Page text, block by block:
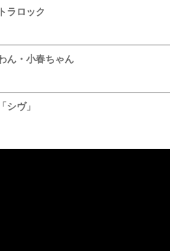
ラロック
ん・小春ちゃん
シヴ」